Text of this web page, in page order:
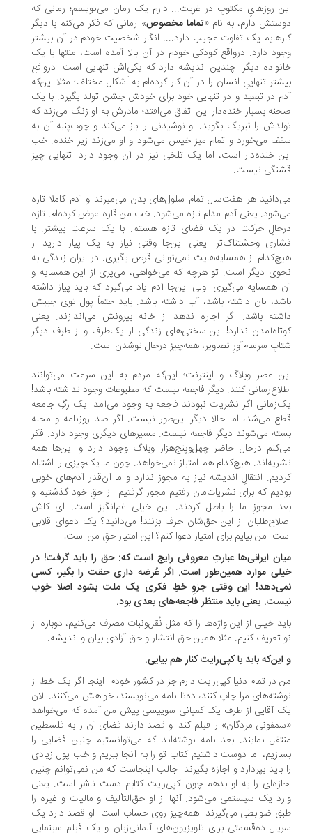
روزهایِ مکتوبِ در غربت... دارم یک رمان می‌نویسم؛ رمانی که
دارم، به نام «تماما مخصوص» رمانی که فکر می‌کنم با دیگر
یک تفاوت عجیب دارد.... انگار شخصیت خودم در آن بیشتر
دارد. درواقع کودکی خودم در آن بالا آمده است، منتها با یک
دیگر. چندین اندیشه دارد که یکی‌‌اش تنهایی ا‌ست. درواقع
تنهاییِ انسان را در آن کار کرده‌ام به اَشکال مختلف؛ مثلا این‌که
در تبعید و در تنهایی خود برای خودش جشن تولد بگیرد. با یک
بسیار خنده‌دار این اتفاق می‌افتد؛ مادرش به او زنگ می‌زند که
را تبریک بگوید. او نوشیدنی را باز می‌کند و چوب‌پنبه‌ آن به
می‌خورد و تمام میز خیس می‌شود و او می‌زند زیر خنده. خب
خنده‌دار است، اما یک تلخی نیز در آن وجود دارد. تنهایی چیز
نیست.
هر هفت‌سال تمام سلول‌های بدن می‌میرند و آدم کاملا تازه‌
یعنی آدم مدام تازه می‌شود. خب من قاره عوض کرده‌ام. تازه
حرکت در یک فضای تازه‌ هستم. با یک سرعتِ بیشتر. با
وحشتناک‌تر. یعنی این‌جا وقتی نیاز به یک پیاز دارید از
از همسایه‌هایت نمی‌توانی قرض بگیری. در ایران زندگی به
دیگر است. تو هرچه که می‌خواهی، می‌پری از این همسایه و
همسایه می‌گیری. ولی این‌جا آدم یاد می‌گیرد که باید پیاز داشته
نان داشته باشد، آب داشته باشد. باید حتماً پول توی جیبش
باشد. اگر اجاره ندهد از خانه بیرونش می‌اندازند. یعنی
ندارد! این سختی‌های زندگی از یک‌طرف و از طرف دیگر
سرسام‌آورِ تصاویر، همه‌چیز درحال نوشدن است.
عصر وبلاگ و اینترنت؛ این‌که مردم به این سرعت می‌توانند
کنند. دیگر فاجعه نیست که مطبوعات وجود نداشته باشد!
اگر نشریات نبودند فاجعه به وجود می‌آمد. یک رگِ جامعه
می‌شد، اما حالا دیگر این‌طور نیست. اگر صد روزنامه و مجله
می‌شوند دیگر فاجعه نیست. مسیرهای دیگری وجود دارد. فکر
درحال حاضر چهل‌وپنج‌هزار وبلاگ وجود دارد و این‌ها همه
هیچ‌کدام هم امتیاز نمی‌خواهد. چون ما یک‌چیزی را اشتباه
انتقالِ اندیشه نیاز به مجوز ندارد و ما آن‌قدر آدم‌های خوبی
که برای نشریات‌مان رفتیم مجوز گرفتیم. از حقِ خود گذشتیم و
مجوزِ ما را باطل کردند. این خیلی غم‌انگیز است. ای کاش
از این حق‌شان حرف بزنند! می‌دانید؟ یک دعوای قلابی
من بیایم برای امتیاز دعوا کنم؟ این امتیاز حقِ من است!
ایرانی‌ها عبارتِ معروفی رایج است که: حق را باید گرفت! در
موارد همین‌طور است. اگر عُرضه داری حقت را بگیر، کسی
این وقتی جزوِ خطِ فکری یک ملت بشود اصلا خوب
یعنی باید منتظر فاجعه‌های بعدی بود.
خیلی از این واژه‌ها را که مثل نُقل‌ونبات مصرف می‌کنیم، دوباره از
تعریف کنیم. مثلا همین حق انتشار و حق آزادی بیان و اندیشه.
باید با کپی‌رایت کنار هم بیایی.
در تمام دنیا کپی‌رایت دارم جز در کشور خودم. اینجا اگر یک خط از
مرا چاپ کنند، ده‌تا نامه می‌نویسند، خواهش می‌کنند. الان
آقایی از طرف یک کمپانی سوییسی پیش من آمده که می‌خواهد
مردگان» را فیلم کند. و قصد دارند فضای آن را به فلسطین
نمایند. بعد نامه نوشته‌اند که می‌توانستیم چنین فضایی را
اما دوست داشتیم کتاب تو را به آنجا ببریم و خب پول زیادی
باید بپردازد و اجازه بگیرند. جالب اینجاست که من نمی‌توانم چنین
را به او بدهم چون کپی‌رایت کتابم دست ناشر است. یعنی
یک سیستمی می‌شود. آنها از او حق‌التألیف و مالیات و غیره را
ضوابطی می‌گیرند. همه‌چیز روی حساب است. او قصد دارد یک
ده‌قسمتی برای تلویزیون‌های آلمانی‌زبان و یک فیلم سینمایی